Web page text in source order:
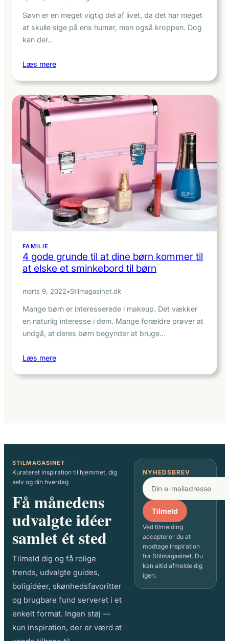
Søvn er en meget vigtig del af livet, da det har meget
at skulle sige på ens humør, men også kroppen. Dog
kan der…
Læs mere
FAMILIE
4 gode grunde til at dine børn kommer til
at elske et sminkebord til børn
marts 9, 2022•Stilmagasinet.dk
Mange børn er interesserede i makeup. Det vækker
en naturlig interesse i dem. Mange forældre prøver at
undgå, at deres børn begynder at bruge…
Læs mere
STILMAGASINET
Kurateret inspiration til hjemmet, dig
selv og din hverdag
Få månedens
udvalgte idéer
samlet ét sted
Tilmeld dig og få rolige
trends, udvalgte guides,
boligidéer, skønhedsfavoritter
og brugbare fund serveret i et
enkelt format. Ingen støj —
kun inspiration, der er værd at
NYHEDSBREV
Tilmeld
Ved tilmelding
accepterer du at
modtage inspiration
fra Stilmagasinet. Du
kan altid afmelde dig
igen.